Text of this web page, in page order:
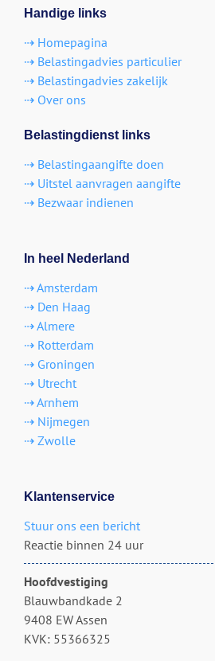
Handige links
⇢ Homepagina
⇢ Belastingadvies particulier
⇢ Belastingadvies zakelijk
⇢ Over ons
Belastingdienst links
⇢ Belastingaangifte doen
⇢ Uitstel aanvragen aangifte
⇢ Bezwaar indienen
In heel Nederland
⇢ Amsterdam
⇢ Den Haag
⇢ Almere
⇢ Rotterdam
⇢ Groningen
⇢ Utrecht
⇢ Arnhem
⇢ Nijmegen
⇢ Zwolle
Klantenservice
Stuur ons een bericht
Reactie binnen 24 uur
Hoofdvestiging
Blauwbandkade 2
9408 EW Assen
KVK: 55366325